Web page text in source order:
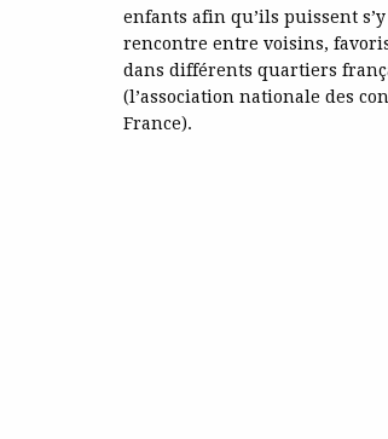
enfants afin qu’ils puissent
rencontre entre voisins,
dans différents quartiers
(l’association nationale des
France).